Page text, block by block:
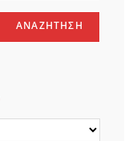
ΑΝΑΖΉΤΗΣΗ